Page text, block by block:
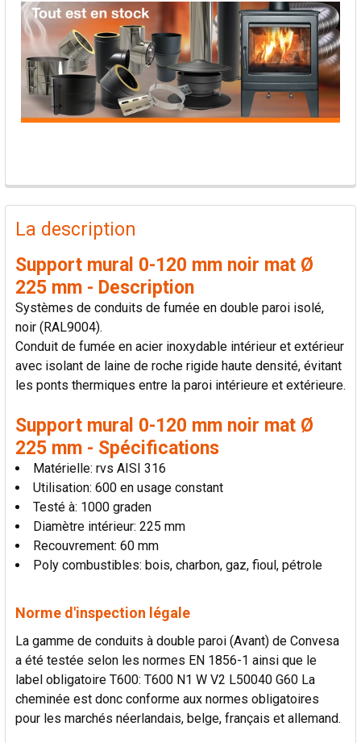
PRODUITS
FRÉQUEMMENT
ACHETÉS
SÉLECTIONNER
AJOUTER
LA
SÉLECTION
AU PANIER
La description
Support mural 0-120 mm noir mat Ø
225 mm - Description
Systèmes de conduits de fumée en double paroi isolé,
noir (RAL9004).
Conduit de fumée en acier inoxydable intérieur et extérieur
avec isolant de laine de roche rigide haute densité, évitant
les ponts thermiques entre la paroi intérieure et extérieure.
Support mural 0-120 mm noir mat Ø
225 mm - Spécifications
Matérielle: rvs AISI 316
Utilisation: 600 en usage constant
Testé à: 1000 graden
Diamètre intérieur: 225 mm
Recouvrement: 60 mm
Poly combustibles: bois, charbon, gaz, fioul, pétrole
Norme d'inspection légale
La gamme de conduits à double paroi (Avant) de Convesa
a été testée selon les normes EN 1856-1 ainsi que le
label obligatoire T600: T600 N1 W V2 L50040 G60 La
cheminée est donc conforme aux normes obligatoires
pour les marchés néerlandais, belge, français et allemand.